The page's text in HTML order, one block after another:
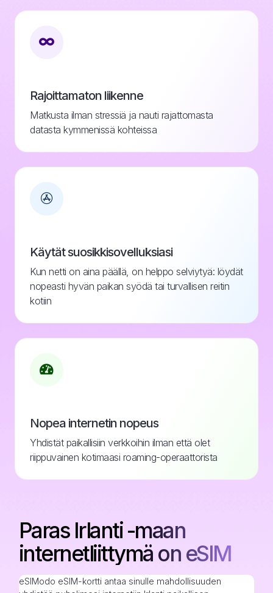
Rajoittamaton liikenne
Matkusta ilman stressiä ja nauti rajattomasta
datasta kymmenissä kohteissa
Käytät suosikkisovelluksiasi
Kun netti on aina päällä, on helppo selviytyä: löydät
nopeasti hyvän paikan syödä tai turvallisen reitin
kotiin
Nopea internetin nopeus
Yhdistät paikallisiin verkkoihin ilman että olet
riippuvainen kotimaasi roaming-operaattorista
Paras Irlanti -maan
internetliittymä on eSIM
eSIModo eSIM-kortti antaa sinulle mahdollisuuden